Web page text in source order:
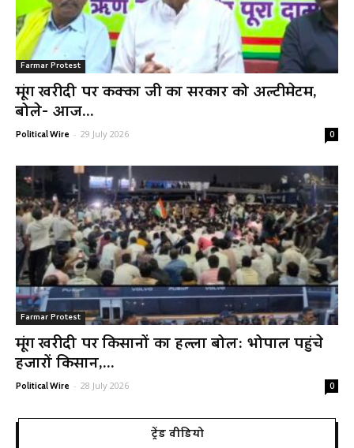
Farmar Protest
मूंग खरीदी पर कक्का जी का सरकार को अल्टीमेटम,
बोले- आज...
Political Wire - 29 July 2026 0
Farmar Protest
मूंग खरीदी पर किसानों का हल्ला बोल: भोपाल पहुंचे
हजारों किसान,...
Political Wire - 28 July 2026 0
ट्रेंड वीडियो